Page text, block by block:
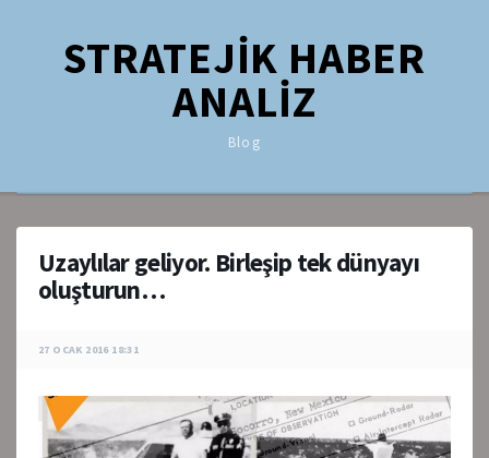
STRATEJİK HABER
ANALİZ
Blog
Uzaylılar geliyor. Birleşip tek dünyayı
oluşturun…
27 OCAK 2016 18:31